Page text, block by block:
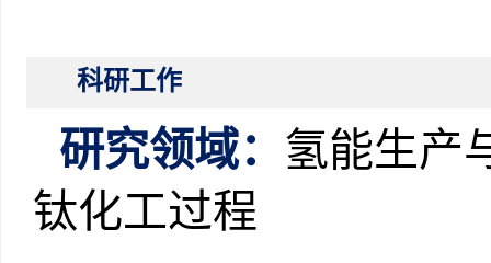
科研工作
研究领域： 氢能生产
钛化工过程